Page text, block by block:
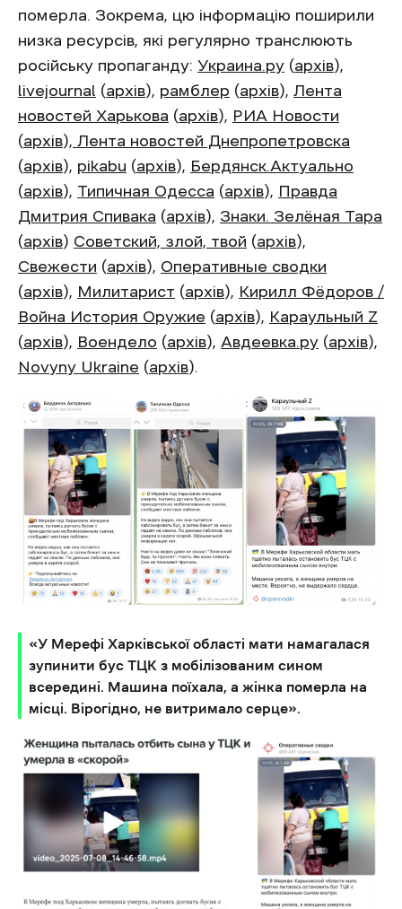
померла. Зокрема, цю інформацію поширили
низка ресурсів, які регулярно транслюють
російську пропаганду: Украина.ру (архів),
livejournal (архів), рамблер (архів), Лента
новостей Харькова (архів), РИА Новости
(архів), Лента новостей Днепропетровска
(архів), pikabu (архів), Бердянск.Актуально
(архів), Типичная Одесса (архів), Правда
Дмитрия Спивака (архів), Знаки. Зелёная Тара
(архів) Советский, злой, твой (архів),
Свежести (архів), Оперативные сводки
(архів), Милитарист (архів), Кирилл Фёдоров /
Война История Оружие (архів), Караульный Z
(архів), Воендело (архів), Авдеевка.ру (архів),
Novyny Ukraine (архів).
«У Мерефі Харківської області мати намагалася
зупинити бус ТЦК з мобілізованим сином
всередині. Машина поїхала, а жінка померла на
місці. Вірогідно, не витримало серце».